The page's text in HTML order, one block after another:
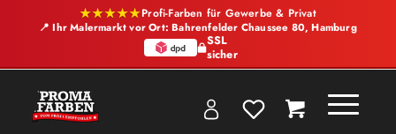
★★★★★Profi-Farben für Gewerbe & Privat
📍 Ihr Malermarkt vor Ort: Bahrenfelder Chaussee 80, Hamburg
SSL
sicher